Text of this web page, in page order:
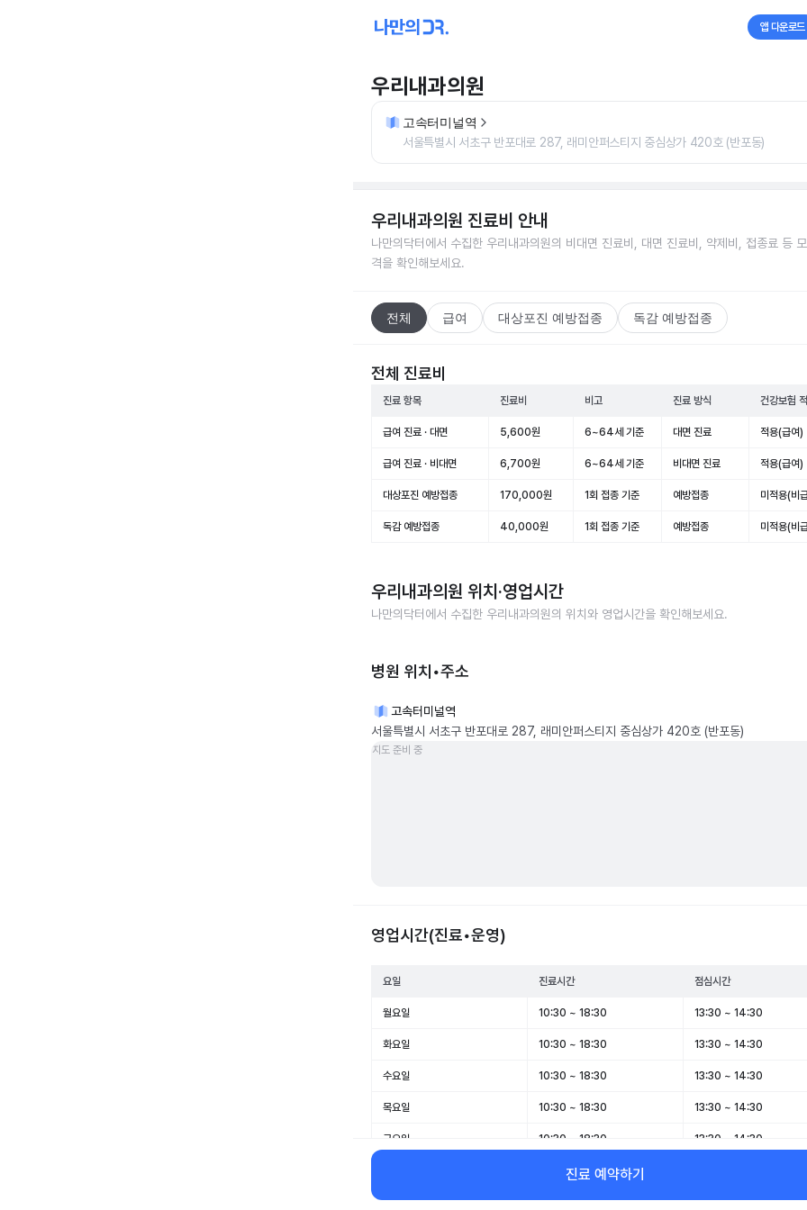
앱 다운로드
우리내과의원
고속터미널역
서울특별시 서초구 반포대로 287, 래미안퍼스티지 중심상가 420호 (반포동)
우리내과의원 진료비 안내
나만의닥터에서 수집한 우리내과의원의 비대면 진료비, 대면 진료비, 약제비, 접종료 등
격을 확인해보세요.
전체 급여 대상포진 예방접종 독감 예방접종
전체 진료비
진료 항목 진료비 비고 진료 방식 건강보험
급여 진료 · 대면 5,600원 6~64세 기준 대면 진료 적용(급여)
급여 진료 · 비대면 6,700원 6~64세 기준 비대면 진료 적용(급여)
대상포진 예방접종 170,000원 1회 접종 기준 예방접종 미적용(비
독감 예방접종 40,000원 1회 접종 기준 예방접종 미적용(비
우리내과의원 위치·영업시간
나만의닥터에서 수집한 우리내과의원의 위치와 영업시간을 확인해보세요.
병원 위치•주소
고속터미널역
서울특별시 서초구 반포대로 287, 래미안퍼스티지 중심상가 420호 (반포동)
지도 준비 중
영업시간(진료•운영)
요일 진료시간 점심시간
월요일 10:30 ~ 18:30 13:30 ~ 14:30
화요일 10:30 ~ 18:30 13:30 ~ 14:30
수요일 10:30 ~ 18:30 13:30 ~ 14:30
목요일 10:30 ~ 18:30 13:30 ~ 14:30
금요일 10:30 ~ 18:30 13:30 ~ 14:30
10:30 ~ 14:00
일요일 휴무 -
진료 예약하기